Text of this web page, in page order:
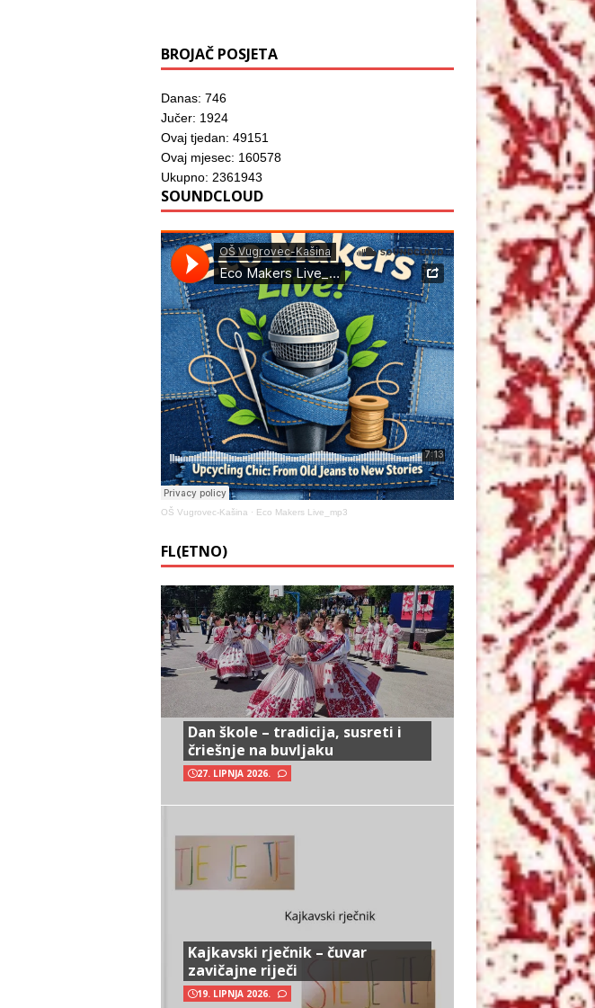
BROJAČ POSJETA
Danas: 746
Jučer: 1924
Ovaj tjedan: 49151
Ovaj mjesec: 160578
Ukupno: 2361943
SOUNDCLOUD
OŠ Vugrovec-Kašina · Eco Makers Live_mp3
FL(ETNO)
Dan škole – tradicija, susreti i
čriešnje na buvljaku
27. LIPNJA 2026.
Kajkavski rječnik – čuvar
zavičajne riječi
19. LIPNJA 2026.